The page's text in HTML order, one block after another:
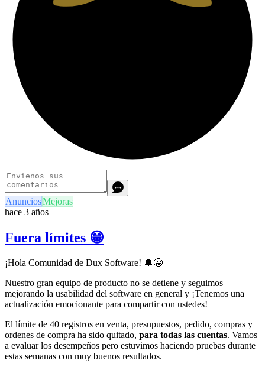
AnunciosMejoras
hace 3 años
Fuera límites 😁
¡Hola Comunidad de Dux Software! 🔔😁
Nuestro gran equipo de producto no se detiene y seguimos
mejorando la usabilidad del software en general y ¡Tenemos una
actualización emocionante para compartir con ustedes!
El límite de 40 registros en venta, presupuestos, pedido, compras y
ordenes de compra ha sido quitado, para todas las cuentas. Vamos
a evaluar los desempeños pero estuvimos haciendo pruebas durante
estas semanas con muy buenos resultados.